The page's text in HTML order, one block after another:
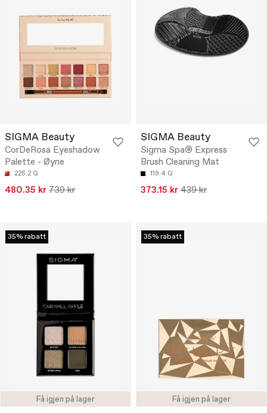
SIGMA Beauty
CorDeRosa Eyeshadow
Palette - Øyne
225.2 G
480.35 kr 739 kr
SIGMA Beauty
Sigma Spa® Express
Brush Cleaning Mat
119.4 G
373.15 kr 439 kr
Få igjen på lager
35% rabatt
Få igjen på lager
35% rabatt